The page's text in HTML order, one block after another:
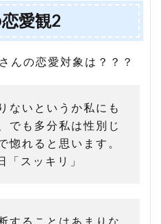
愛観2
んの恋愛対象は？？？
ないというか私にも
でも多分私は性別じ
惚れると思います。
「スッキリ」